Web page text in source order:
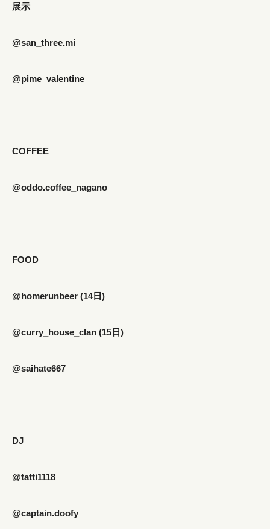
展示
@san_three.mi
@pime_valentine
COFFEE
@oddo.coffee_nagano
FOOD
@homerunbeer (14日)
@curry_house_clan (15日)
@saihate667
DJ
@tatti1118
@captain.doofy